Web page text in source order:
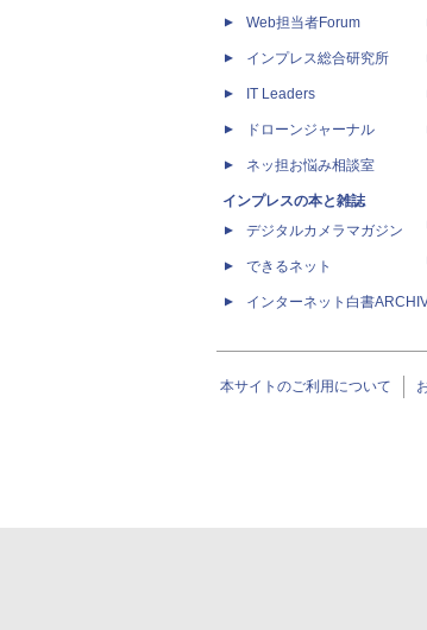
Web担当者Forum
インプレス総合研究所
IT Leaders
ドローンジャーナル
ネッ担お悩み相談室
インプレスの本と雑誌
デジタルカメラマガジン
できるネット
インターネット白書
本サイトのご利用について